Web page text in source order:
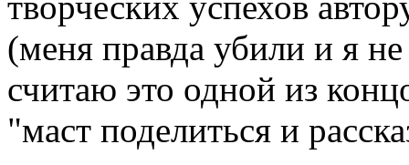
(меня правда убили и я
считаю это одной из
"маст поделиться и